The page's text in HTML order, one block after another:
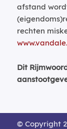
afstand
rechten
Dit
© Copyright